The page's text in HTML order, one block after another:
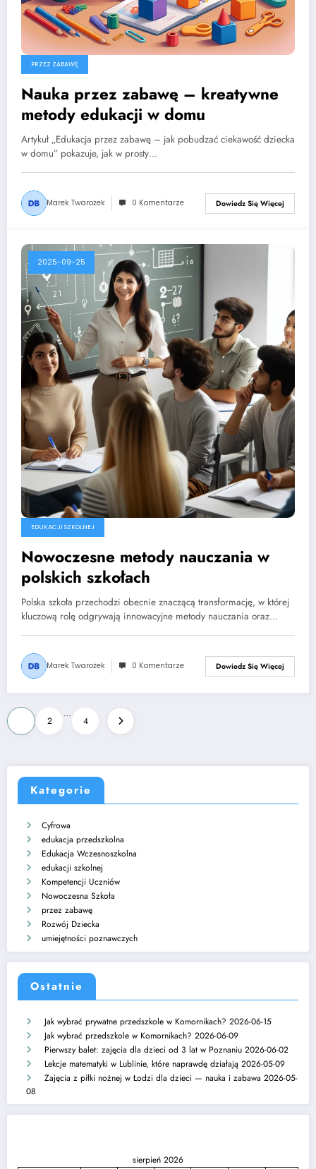
PRZEZ ZABAWĘ
Nauka przez zabawę – kreatywne
metody edukacji w domu
Artykuł „Edukacja przez zabawę – jak pobudzać ciekawość dziecka
w domu” pokazuje, jak w prosty…
Marek Twarożek 0 Komentarze Dowiedz Się Więcej
2025-09-25
EDUKACJI SZKOLNEJ
Nowoczesne metody nauczania w
polskich szkołach
Polska szkoła przechodzi obecnie znaczącą transformację, w której
kluczową rolę odgrywają innowacyjne metody nauczania oraz…
Marek Twarożek 0 Komentarze Dowiedz Się Więcej
Stronicowanie
wpisów
2
…
4
Kategorie
Cyfrowa
edukacja przedszkolna
Edukacja Wczesnoszkolna
edukacji szkolnej
Kompetencji Uczniów
Nowoczesna Szkoła
przez zabawę
Rozwój Dziecka
umiejętności poznawczych
Ostatnie
Jak wybrać prywatne przedszkole w Komornikach? 2026-06-15
Jak wybrać przedszkole w Komornikach? 2026-06-09
Pierwszy balet: zajęcia dla dzieci od 3 lat w Poznaniu 2026-06-02
Lekcje matematyki w Lublinie, które naprawdę działają 2026-05-09
Zajęcia z piłki nożnej w Łodzi dla dzieci — nauka i zabawa 2026-05-
08
sierpień 2026